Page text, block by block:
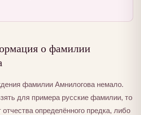
о фамилии
фамилии Амнилогова немало.
для примера русские фамилии, то
определённого предка, либо